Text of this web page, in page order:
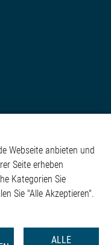
Webseite anbieten und
Seite erheben
Kategorien Sie
Sie "Alle Akzeptieren".
ALLE